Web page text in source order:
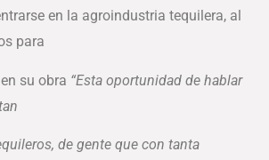
en la agroindustria tequilera, al
para
su obra “Esta oportunidad de hablar
de gente que con tanta